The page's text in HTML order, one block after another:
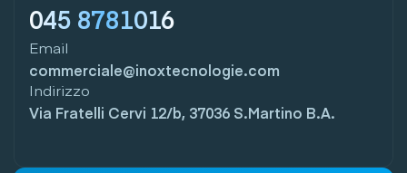
045 8781016
Email
commerciale@inoxtecnologie.com
Indirizzo
Via Fratelli Cervi 12/b, 37036 S.Martino B.A.